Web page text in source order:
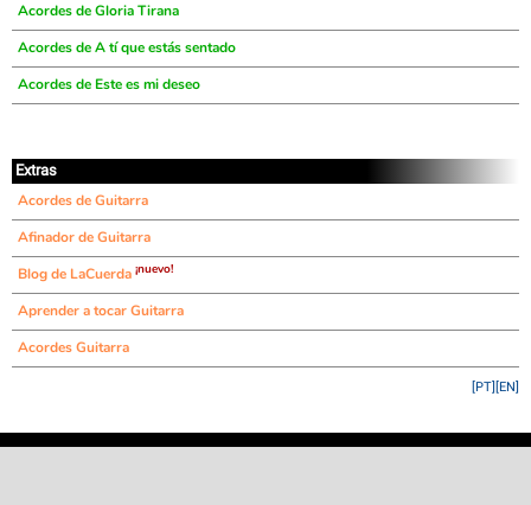
Acordes de Gloria Tirana
Acordes de A tí que estás sentado
Acordes de Este es mi deseo
Extras
Acordes de Guitarra
Afinador de Guitarra
Blog de LaCuerda ¡nuevo!
Aprender a tocar Guitarra
Acordes Guitarra
[EN]
[PT]